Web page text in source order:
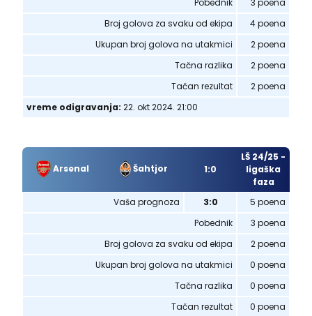
Pobednik
3 poena
Broj golova za svaku od ekipa
4 poena
Ukupan broj golova na utakmici
2 poena
Tačna razlika
2 poena
Tačan rezultat
2 poena
vreme odigravanja: 22. okt 2024. 21:00
Arsenal Šahtjor 1:0
LŠ 24/25 -
ligaška
faza
Vaša prognoza
3:0
5 poena
Pobednik
3 poena
Broj golova za svaku od ekipa
2 poena
Ukupan broj golova na utakmici
0 poena
Tačna razlika
0 poena
Tačan rezultat
0 poena